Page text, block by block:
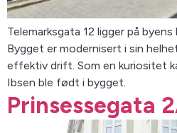
Telemarksgata 12 ligger på
Bygget er modernisert i sin
effektiv drift. Som en kuriositet
Ibsen ble født i bygget.
Prinsessegata